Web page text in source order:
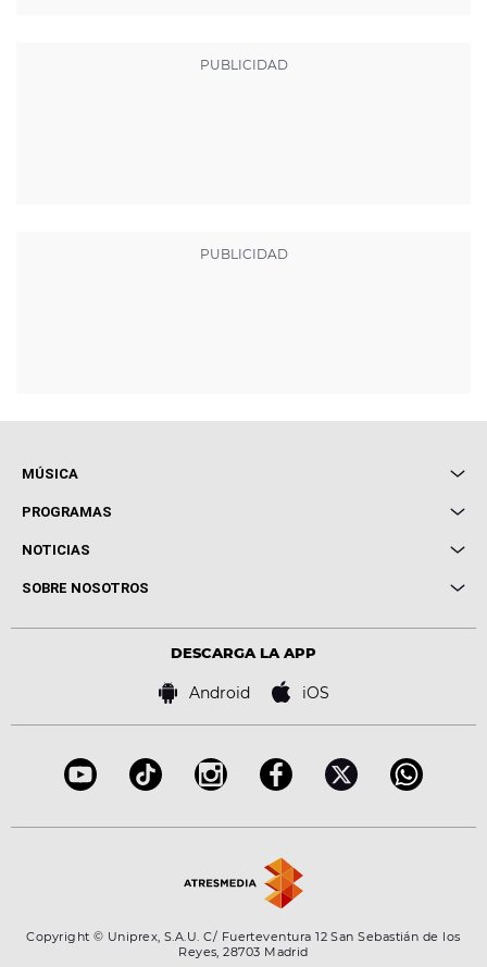
MÚSICA
Local de Ensayo Europa FM
Conciertos
PROGRAMAS
Cuerpos especiales
Locutores Europa FM
NOTICIAS
Cine y Televisión
Virales
SOBRE NOSOTROS
Bases de concursos
DESCARGA LA APP
Android iOS
Copyright © Uniprex, S.A.U. C/ Fuerteventura 12 San Sebastián de los
Reyes, 28703 Madrid